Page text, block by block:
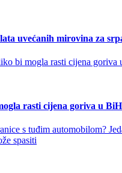
uvećanih mirovina za
rasti cijena goriva u BiH